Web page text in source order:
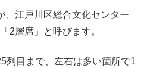
、江戸川区総合文化センター
2層席」と呼びます。
列目まで、左右は多い箇所で1